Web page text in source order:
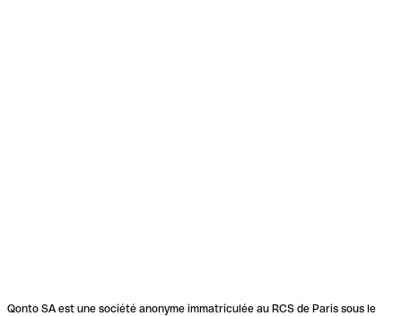
Qonto SA est une société anonyme immatriculée au RCS de Paris sous le